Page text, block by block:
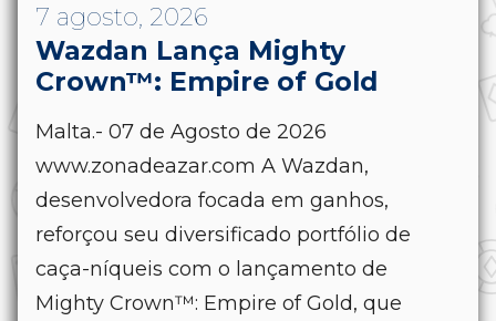
7 agosto, 2026
Wazdan Lança Mighty
Crown™: Empire of Gold
Malta.- 07 de Agosto de 2026
www.zonadeazar.com A Wazdan,
desenvolvedora focada em ganhos,
reforçou seu diversificado portfólio de
caça-níqueis com o lançamento de
Mighty Crown™: Empire of Gold, que